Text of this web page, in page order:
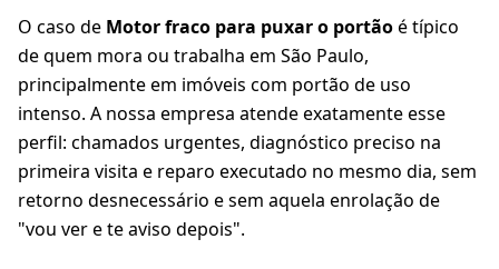
O caso de Motor fraco para puxar o portãoé típico
de quem mora ou trabalha em São Paulo,
principalmente em imóveis com portão de uso
intenso. A nossa empresa atende exatamente esse
perfil: chamados urgentes, diagnóstico preciso na
primeira visita e reparo executado no mesmo dia, sem
retorno desnecessário e sem aquela enrolação de
"vou ver e te aviso depois".